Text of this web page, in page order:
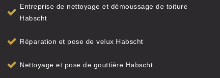
Entreprise de nettoyage et démoussage de toiture
Habscht
Réparation et pose de velux Habscht
Nettoyage et pose de gouttière Habscht